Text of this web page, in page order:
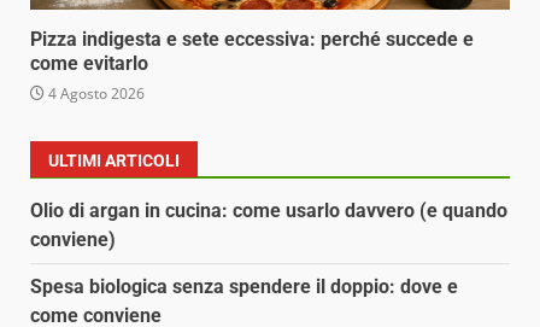
Pizza indigesta e sete eccessiva: perché succede e
come evitarlo
4 Agosto 2026
ULTIMI ARTICOLI
Olio di argan in cucina: come usarlo davvero (e quando
conviene)
Spesa biologica senza spendere il doppio: dove e
come conviene